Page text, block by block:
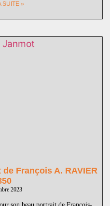
SUITE »
François A. RAVIER
2023